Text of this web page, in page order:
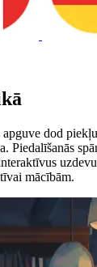
dod
Piedalīšanās
mācībām.